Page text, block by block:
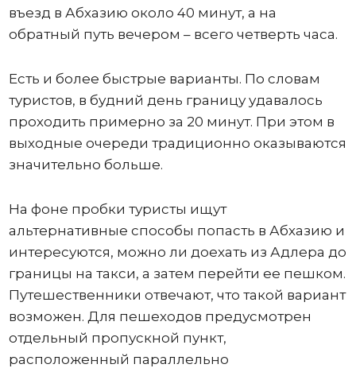
въезд в Абхазию около 40 минут, а на
обратный путь вечером – всего четверть часа.
Есть и более быстрые варианты. По словам
туристов, в будний день границу удавалось
проходить примерно за 20 минут. При этом в
выходные очереди традиционно оказываются
значительно больше.
На фоне пробки туристы ищут
альтернативные способы попасть в Абхазию и
интересуются, можно ли доехать из Адлера до
границы на такси, а затем перейти ее пешком.
Путешественники отвечают, что такой вариант
возможен. Для пешеходов предусмотрен
отдельный пропускной пункт,
расположенный параллельно